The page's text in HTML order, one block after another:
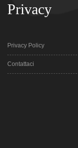
Privacy
Privacy Policy
Contattaci